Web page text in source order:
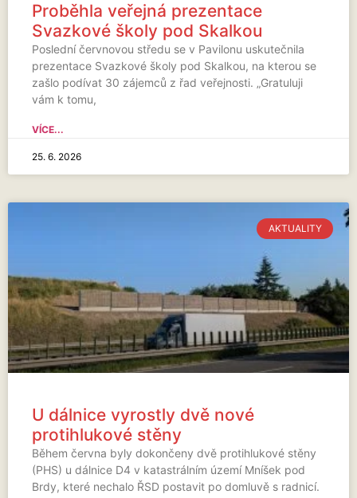
Proběhla veřejná prezentace
Svazkové školy pod Skalkou
Poslední červnovou středu se v Pavilonu uskutečnila
prezentace Svazkové školy pod Skalkou, na kterou se
zašlo podívat 30 zájemců z řad veřejnosti. „Gratuluji
vám k tomu,
VÍCE...
25. 6. 2026
AKTUALITY
U dálnice vyrostly dvě nové
protihlukové stěny
Během června byly dokončeny dvě protihlukové stěny
(PHS) u dálnice D4 v katastrálním území Mníšek pod
Brdy, které nechalo ŘSD postavit po domluvě s radnicí.